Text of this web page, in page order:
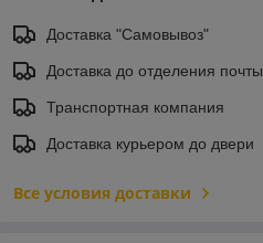
Доставка "Самовывоз"
Доставка до отделения почты
Транспортная компания
Доставка курьером до двери
Все условия доставки